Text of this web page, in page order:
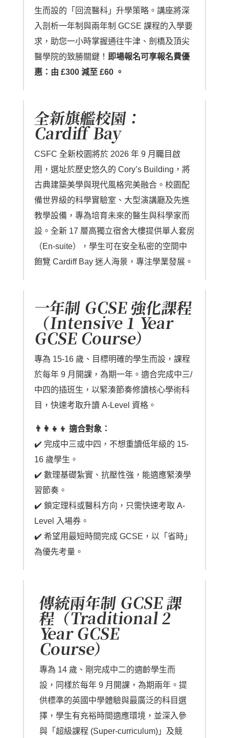
生而設的「回流醫科」升學策略。講座將深
入剖析一年制與兩年制 GCSE 課程的入學要
求，助您一小時掌握通往牛津、劍橋及頂尖
醫學院的致勝關鍵！ 即場報名可享報名費優
惠：由 £300 減至 £60 。
全新旗艦校園：
Cardiff Bay
CSFC 全新校園將於 2026 年 9 月矚目啟
用，選址於歷史悠久的 Cory’s Building，將
古典建築美學與現代風格完美融合。校園配
備世界級的科學實驗室、大型演講廳及先進
教學設備，專為培育未來的醫生與科學家而
設。全新 17 層高獨立宿舍大樓提供單人套房
（En-suite），學生可在安全私密的空間中
飽覽 Cardiff Bay 迷人海景，專注學業發展。
一年制 GCSE 強化課程
（Intensive 1 Year
GCSE Course）
專為 15-16 歲、目標明確的學生而設，課程
於每年 9 月開課，為期一年。適合完成中三/
中四的插班生，以緊湊節奏修讀核心學術科
目，快速考取升讀 A-Level 資格。
👨‍👩‍👧‍👦 適合對象：
✔️ 完成中三或中四，不想重讀低年級的 15-
16 歲學生。
✔️ 數理基礎紮實、抗壓性強，能適應緊湊學
習節奏。
✔️ 鎖定理科或醫科方向，只需快速考取 A-
Level 入場券。
✔️ 希望用最短時間完成 GCSE，以「省時」
為優先考量。
傳統兩年制 GCSE 課
程（Traditional 2
Year GCSE
Course）
專為 14 歲、剛完成中二的適齡學生而
設，同樣於每年 9 月開課，為期兩年。提
供標準的英國中學體驗與最廣泛的科目選
擇，學生有充裕時間適應環境，並深入參
與「超級課程 (Super-curriculum)」及競